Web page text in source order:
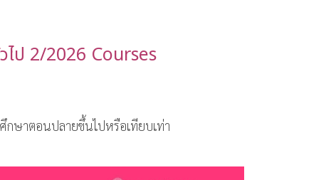
ไป 2/2026 Courses
ษาตอนปลายขึ้นไปหรือเทียบเท่า